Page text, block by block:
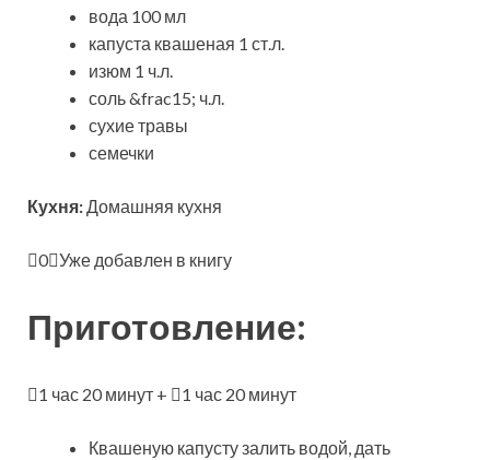
вода 100 мл
капуста квашеная 1 ст.л.
изюм 1 ч.л.
соль &frac15; ч.л.
сухие травы
семечки
Кухня: Домашняя кухня
0 Уже добавлен в книгу
Приготовление:
1 час 20 минут + 1 час 20 минут
Квашеную капусту залить водой, дать